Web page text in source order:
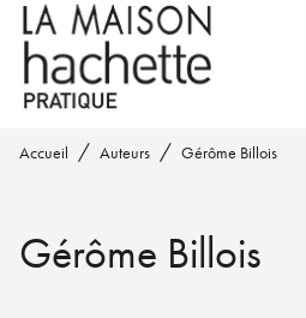
MENU RECHERCHE
PIED DE PAGE
Accueil / Auteurs / Gérôme Billois
Gérôme Billois